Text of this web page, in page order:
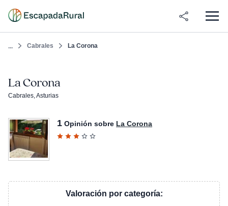
... Cabrales La Corona
La Corona
Cabrales, Asturias
1 Opinión sobre La Corona
Valoración por categoría: